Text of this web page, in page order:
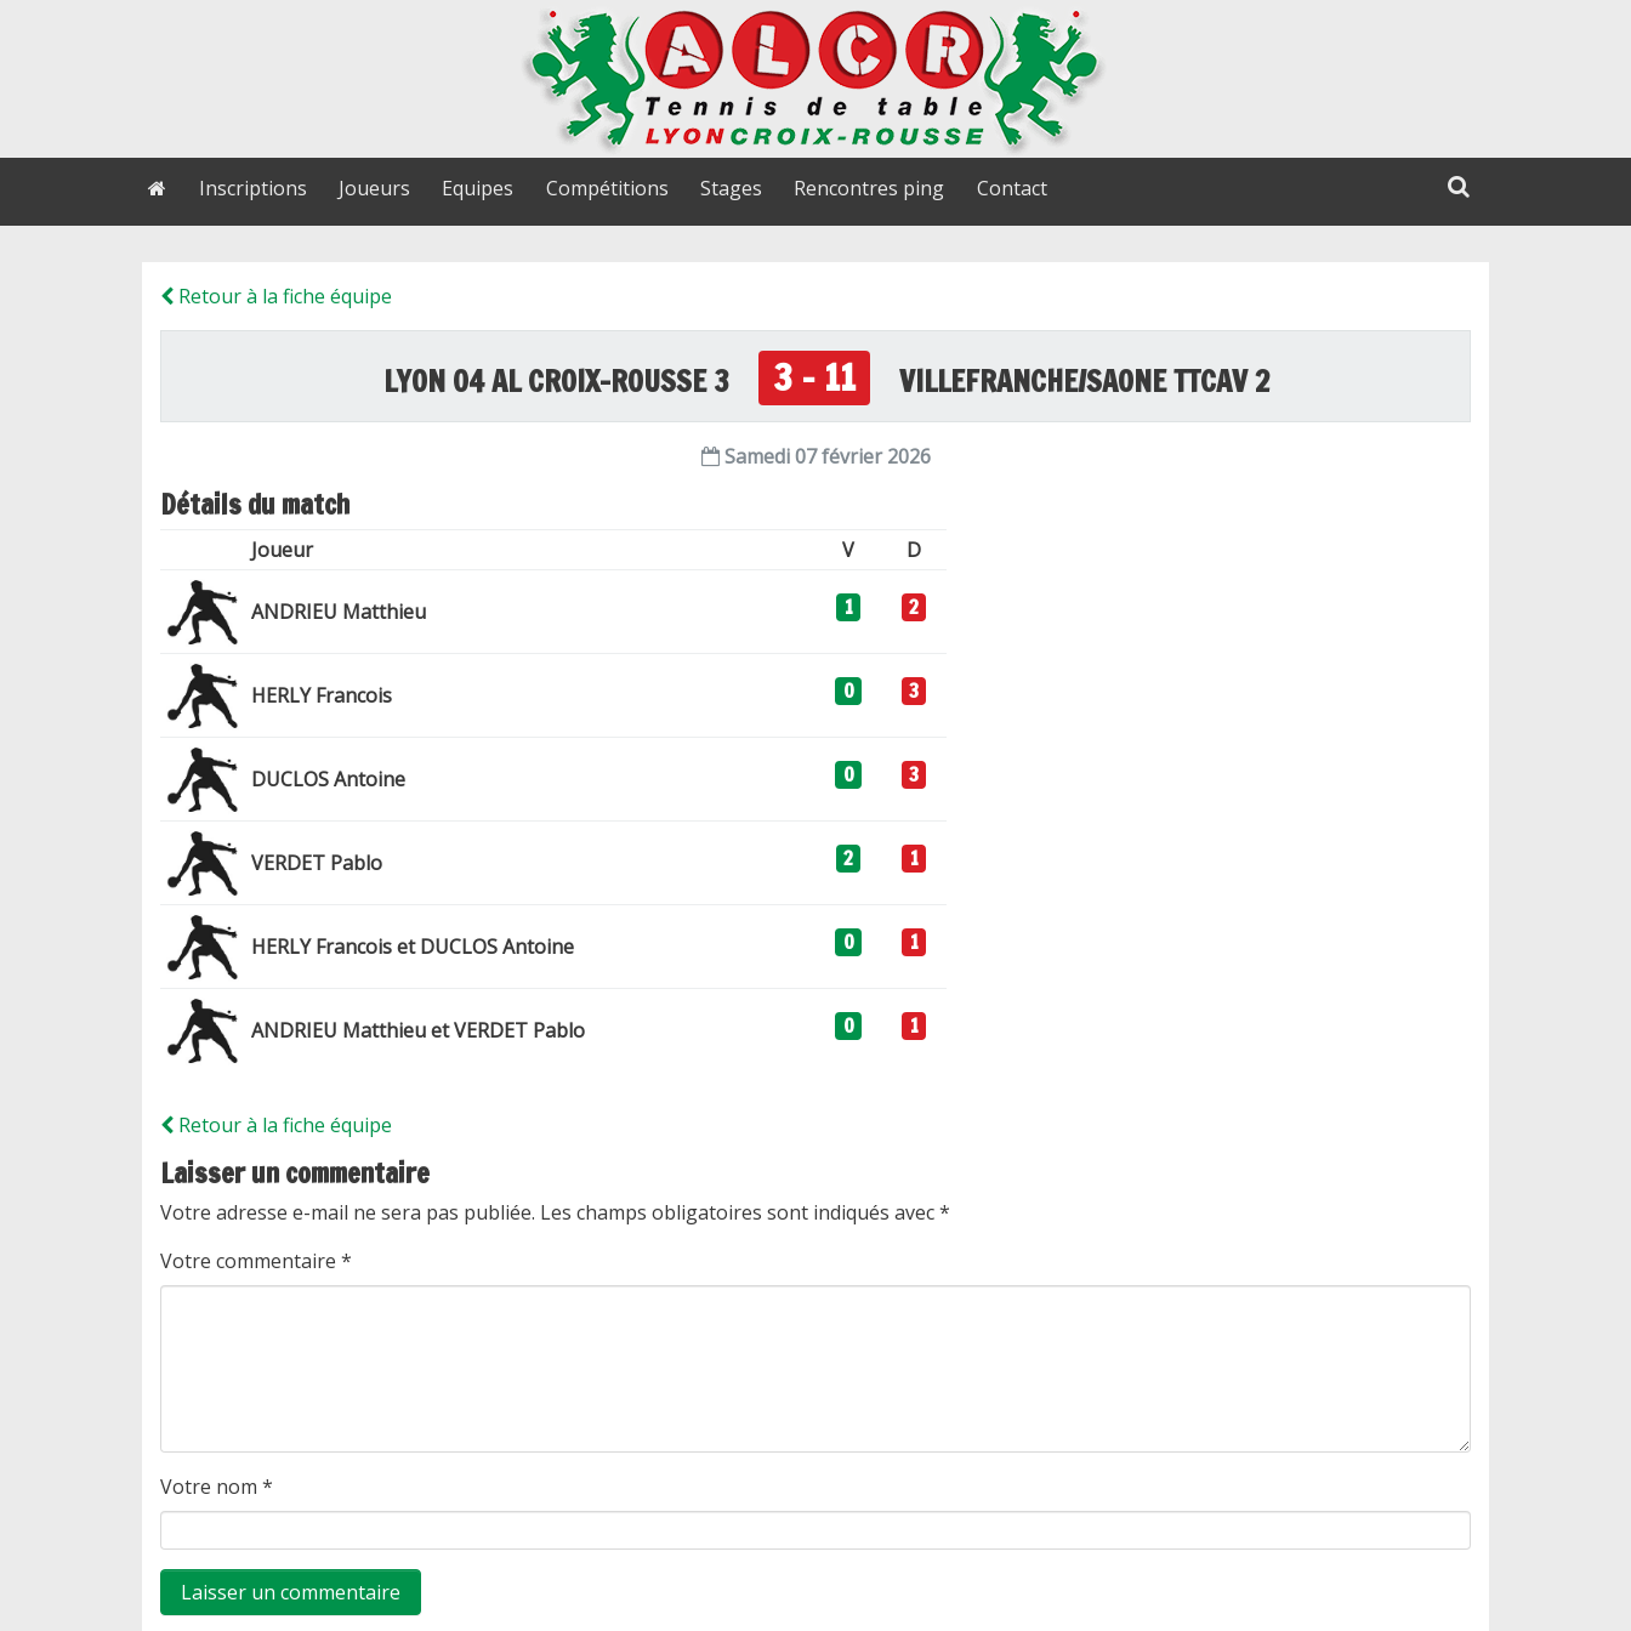
Inscriptions Joueurs Equipes Compétitions Stages Rencontres ping Contact
Retour à la fiche équipe
LYON 04 AL CROIX-ROUSSE 3 3 - 11 VILLEFRANCHE/SAONE TTCAV 2
Samedi 07 février 2026
Détails du match
Joueur V D
ANDRIEU Matthieu 1 2
HERLY Francois 0 3
DUCLOS Antoine 0 3
VERDET Pablo 2 1
HERLY Francois et DUCLOS Antoine 0 1
ANDRIEU Matthieu et VERDET Pablo 0 1
Retour à la fiche équipe
Laisser un commentaire
Votre adresse e-mail ne sera pas publiée. Les champs obligatoires sont indiqués avec*
Votre commentaire *
Votre nom *